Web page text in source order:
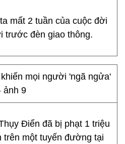
mất 2 tuần của cuộc đời
trước đèn giao thông.
Điển đã bị phạt 1 triệu
trên một tuyến đường tại